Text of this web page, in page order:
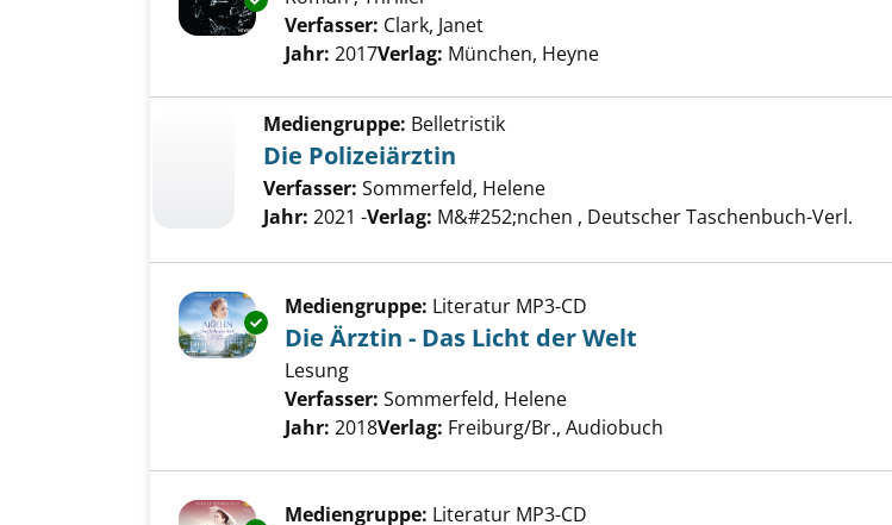
Verfasser: Clark, Janet
Jahr: 2017Verlag: München, Heyne
Mediengruppe: Belletristik
Die Polizeiärztin
Verfasser: Sommerfeld, Helene
Jahr: 2021 -Verlag: M&#252;nchen , Deutscher Taschenbuch-Verl.
Exemplar-Details von Die Ärztin - Das Licht der Welt anzeigen
Mediengruppe: Literatur MP3-CD
Die Ärztin - Das Licht der Welt
Lesung
Verfasser: Sommerfeld, Helene
Jahr: 2018Verlag: Freiburg/Br., Audiobuch
Mediengruppe: Literatur MP3-CD